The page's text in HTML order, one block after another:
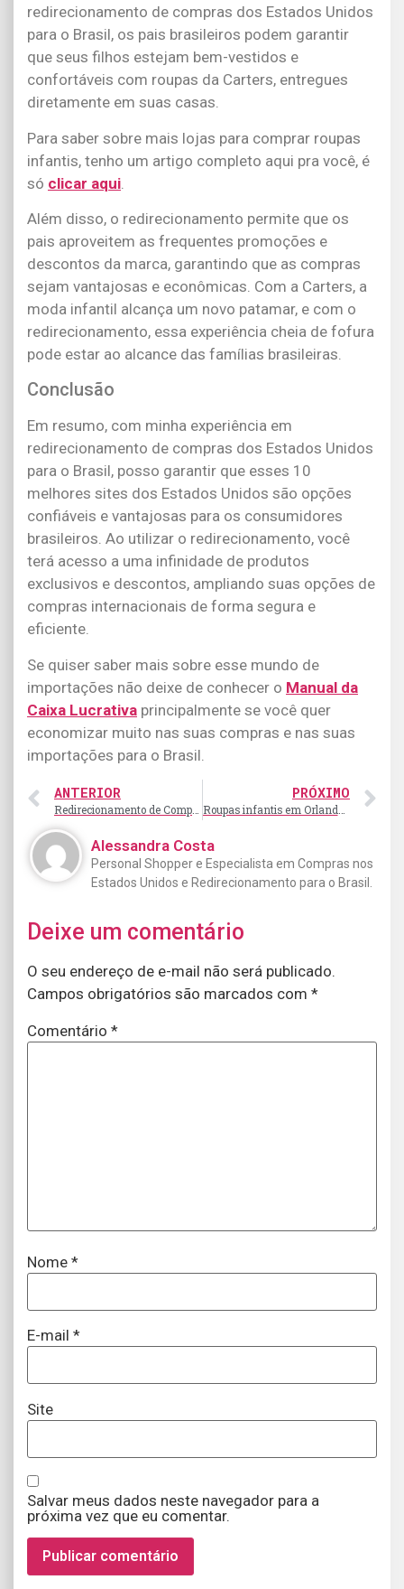
redirecionamento de compras dos Estados Unidos
para o Brasil, os pais brasileiros podem garantir
que seus filhos estejam bem-vestidos e
confortáveis com roupas da Carters, entregues
diretamente em suas casas.
Para saber sobre mais lojas para comprar roupas
infantis, tenho um artigo completo aqui pra você, é
só clicar aqui
Além disso, o redirecionamento permite que os
pais aproveitem as frequentes promoções e
descontos da marca, garantindo que as compras
sejam vantajosas e econômicas. Com a Carters, a
moda infantil alcança um novo patamar, e com o
redirecionamento, essa experiência cheia de fofura
pode estar ao alcance das famílias brasileiras.
Conclusão
Em resumo, com minha experiência em
redirecionamento de compras dos Estados Unidos
para o Brasil, posso garantir que esses 10
melhores sites dos Estados Unidos são opções
confiáveis e vantajosas para os consumidores
brasileiros. Ao utilizar o redirecionamento, você
terá acesso a uma infinidade de produtos
exclusivos e descontos, ampliando suas opções de
compras internacionais de forma segura e
eficiente.
Se quiser saber mais sobre esse mundo de
importações não deixe de conhecer o Manual da
Caixa Lucrativa principalmente se você quer
economizar muito nas suas compras e nas suas
importações para o Brasil.
ANTERIOR
Redirecionamento de Compras: O segredo para comprar nos Estados Unidos sem sair de casa!
PRÓXIMO
Roupas infantis em Orlando, conheça os melhores endereços!
Alessandra Costa
Personal Shopper e Especialista em Compras nos
Estados Unidos e Redirecionamento para o Brasil.
Deixe um comentário
O seu endereço de e-mail não será publicado.
Campos obrigatórios são marcados com *
Comentário *
Nome *
E-mail *
Site
Salvar meus dados neste navegador para a
próxima vez que eu comentar.